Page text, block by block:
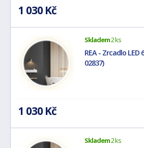
1 030 Kč
Skladem2 ks
REA - Zrcadlo LED
02837)
1 030 Kč
Skladem2 ks